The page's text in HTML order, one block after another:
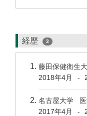
経歴 3
藤田保健衛生
2018年4月
-
名古屋大学
2017年4月
-